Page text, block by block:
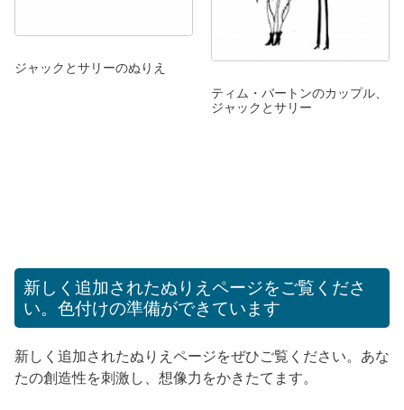
ジャックとサリーのぬりえ
ティム・バートンのカップル、
ジャックとサリー
新しく追加されたぬりえページをご覧くださ
い。色付けの準備ができています
新しく追加されたぬりえページをぜひご覧ください。あな
たの創造性を刺激し、想像力をかきたてます。